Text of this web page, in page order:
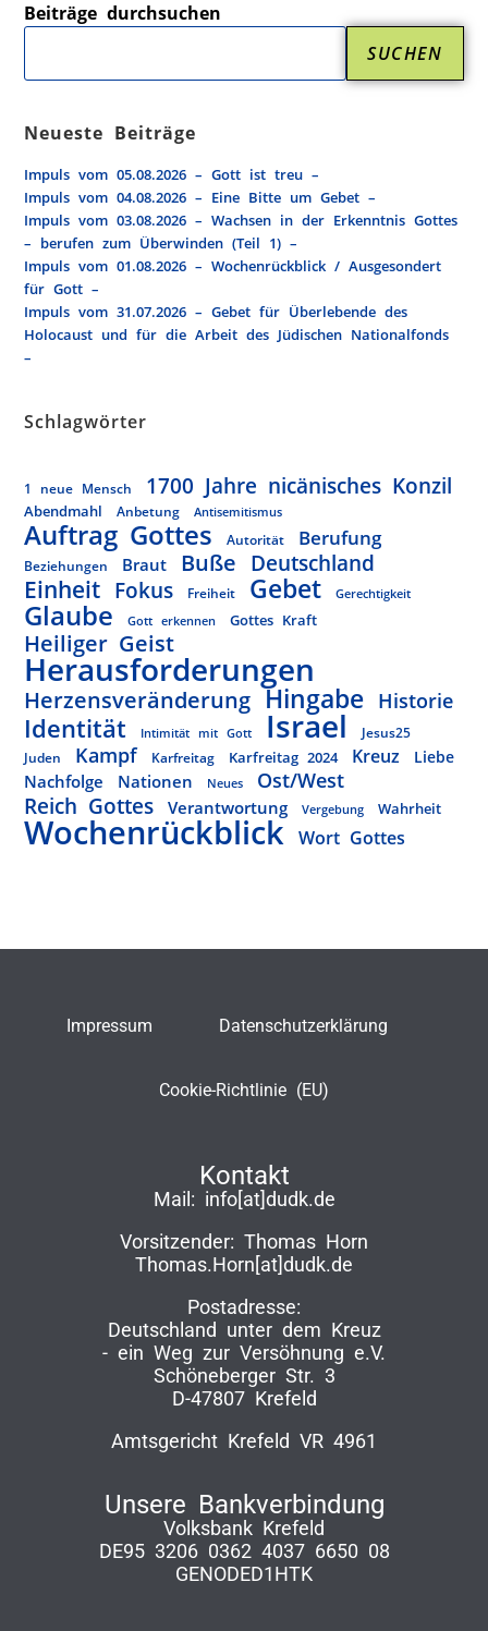
Beiträge durchsuchen
SUCHEN
Neueste Beiträge
Impuls vom 05.08.2026 – Gott ist treu –
Impuls vom 04.08.2026 – Eine Bitte um Gebet –
Impuls vom 03.08.2026 – Wachsen in der Erkenntnis Gottes
– berufen zum Überwinden (Teil 1) –
Impuls vom 01.08.2026 – Wochenrückblick / Ausgesondert
für Gott –
Impuls vom 31.07.2026 – Gebet für Überlebende des
Holocaust und für die Arbeit des Jüdischen Nationalfonds
–
Schlagwörter
1 neue Mensch 1700 Jahre nicänisches Konzil
Abendmahl Anbetung Antisemitismus
Auftrag Gottes Autorität Berufung
Beziehungen Braut Buße Deutschland
Einheit Fokus Freiheit Gebet Gerechtigkeit
Glaube Gott erkennen Gottes Kraft
Heiliger Geist
Herausforderungen
Herzensveränderung Hingabe Historie
Identität Intimität mit Gott Israel
Jesus25
Juden
Kampf Karfreitag Karfreitag 2024 Kreuz Liebe
Nachfolge Nationen Neues Ost/West
Reich Gottes Verantwortung Vergebung Wahrheit
Wochenrückblick Wort Gottes
Impressum Datenschutzerklärung
Cookie-Richtlinie (EU)
Kontakt
Mail: info[at]dudk.de
Vorsitzender: Thomas Horn
Thomas.Horn[at]dudk.de
Postadresse:
Deutschland unter dem Kreuz
-­ ein Weg zur Versöhnung e.V.
Schöneberger Str. 3
D-47807 Krefeld
Amtsgericht Krefeld VR 4961
Unsere Bankverbindung
Volksbank Krefeld
DE95 3206 0362 4037 6650 08
GENODED1HTK